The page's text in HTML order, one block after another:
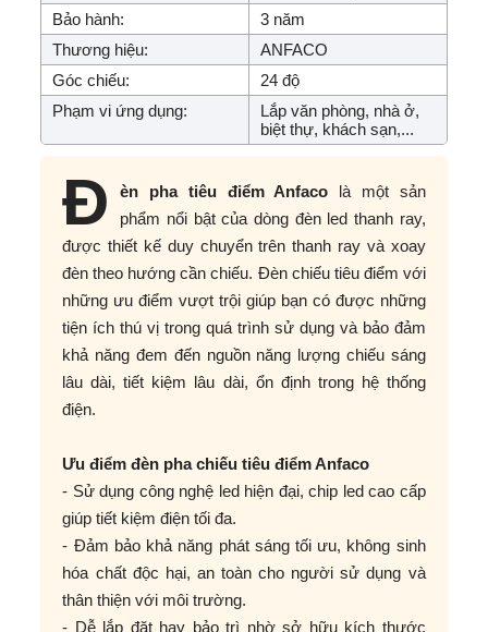
Bảo hành:
3 năm
Thương hiệu:
ANFACO
Góc chiếu:
24 độ
Phạm vi ứng dụng:
Lắp văn phòng, nhà ở,
biệt thự, khách sạn,...
Đ èn pha tiêu điểm Anfaco là một sản
phẩm nổi bật của dòng đèn led thanh ray,
được thiết kế duy chuyển trên thanh ray và xoay
đèn theo hướng cần chiếu. Đèn chiếu tiêu điểm với
những ưu điểm vượt trội giúp bạn có được những
tiện ích thú vị trong quá trình sử dụng và bảo đảm
khả năng đem đến nguồn năng lượng chiếu sáng
lâu dài, tiết kiệm lâu dài, ổn định trong hệ thống
điện.
Ưu điểm đèn pha chiếu tiêu điểm Anfaco
- Sử dụng công nghệ led hiện đại, chip led cao cấp
giúp tiết kiệm điện tối đa.
- Đảm bảo khả năng phát sáng tối ưu, không sinh
hóa chất độc hại, an toàn cho người sử dụng và
thân thiện với môi trường.
- Dễ lắp đặt hay bảo trì nhờ sở hữu kích thước